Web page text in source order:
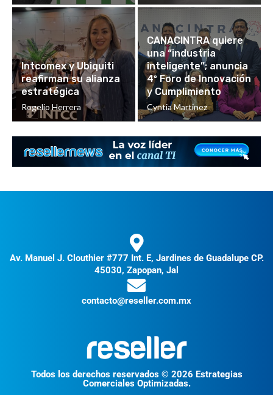
Intcomex y Ubiquiti
reafirman su alianza
estratégica
Rogelio Herrera
CANACINTRA quiere
una “industria
inteligente”; anuncia
4º Foro de Innovación
y Cumplimiento
Cyntia Martinez
Av. Manuel J. Clouthier #777 Int. E, Jardines de Guadalupe CP.
45030, Zapopan, Jal
contacto@reseller.com.mx
Todos los derechos reservados © 2026 Estrategias
Comerciales Optimizadas.